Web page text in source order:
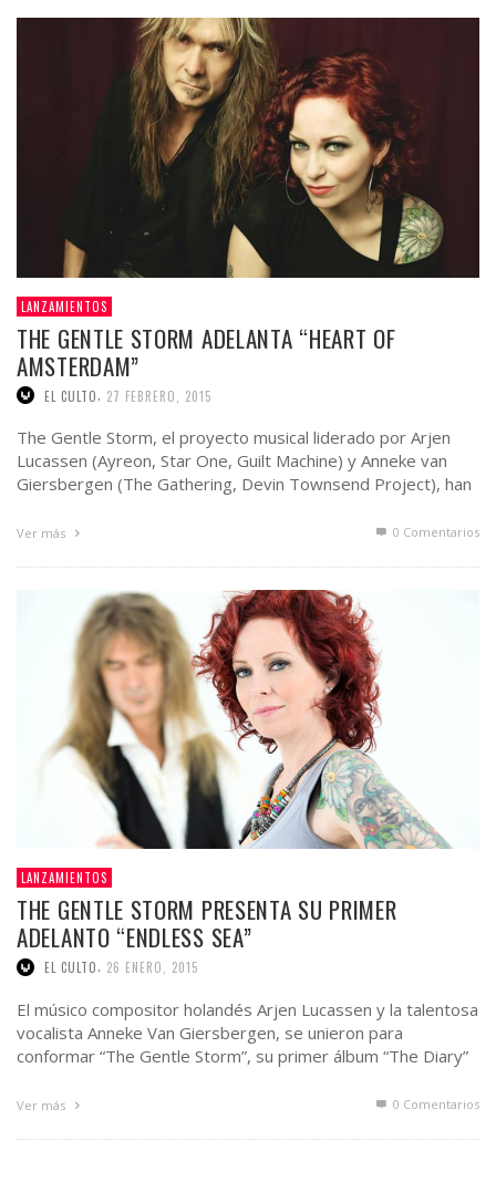
LANZAMIENTOS
THE GENTLE STORM ADELANTA “HEART OF
AMSTERDAM”
EL CULTO 27 FEBRERO, 2015
The Gentle Storm, el proyecto musical liderado por Arjen
Lucassen (Ayreon, Star One, Guilt Machine) y Anneke van
Giersbergen (The Gathering, Devin Townsend Project), han
Ver más 0 Comentarios
LANZAMIENTOS
THE GENTLE STORM PRESENTA SU PRIMER
ADELANTO “ENDLESS SEA”
EL CULTO, 26 ENERO, 2015
El músico compositor holandés Arjen Lucassen y la talentosa
vocalista Anneke Van Giersbergen, se unieron para
conformar “The Gentle Storm”, su primer álbum “The Diary”
Ver más 0 Comentarios